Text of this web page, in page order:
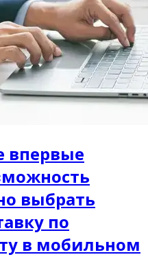
впервые
выбрать
по
в мобильном